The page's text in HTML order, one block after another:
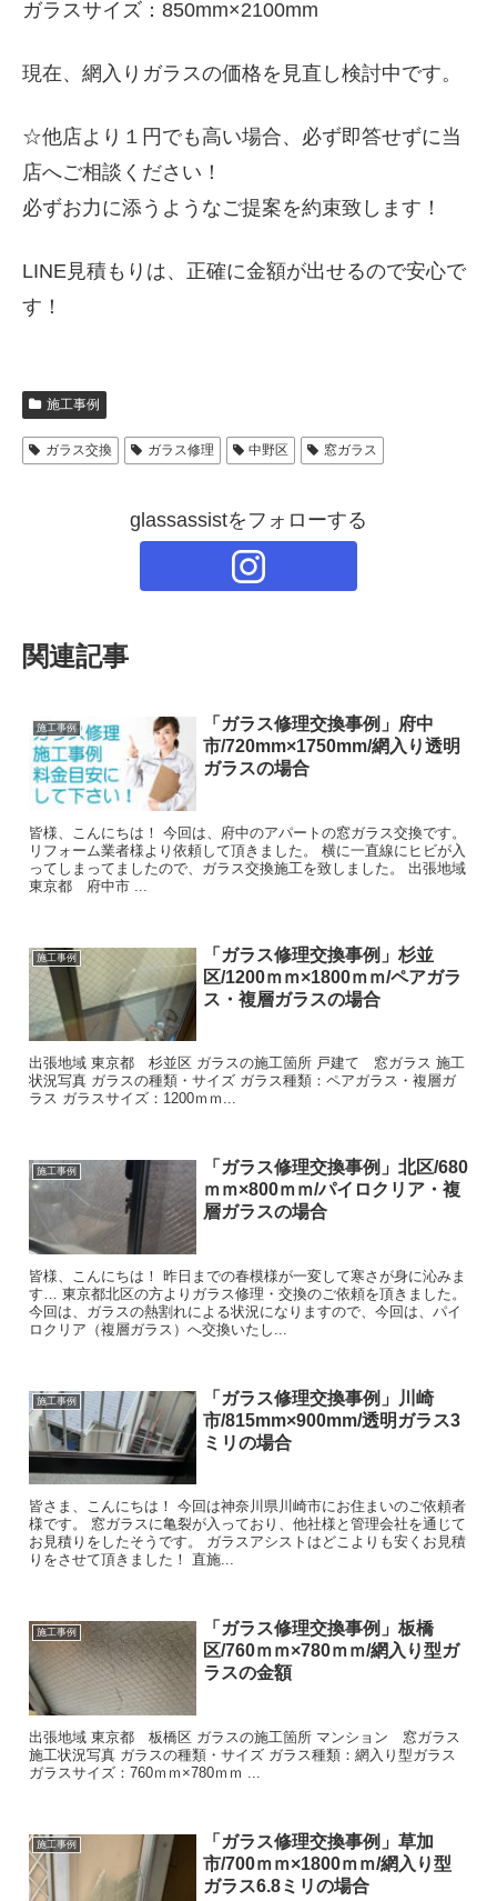
ガラスサイズ：850mm×2100mm
現在、網入りガラスの価格を見直し検討中です。
☆他店より１円でも高い場合、必ず即答せずに当
店へご相談ください！
必ずお力に添うようなご提案を約束致します！
LINE見積もりは、正確に金額が出せるので安心で
す！
施工事例
ガラス交換 ガラス修理 中野区 窓ガラス
glassassistをフォローする
関連記事
施工事例
「ガラス修理交換事例」府中
市/720mm×1750mm/網入り透明
ガラスの場合
皆様、こんにちは！ 今回は、府中のアパートの窓ガラス交換です。
リフォーム業者様より依頼して頂きました。 横に一直線にヒビが入
ってしまってましたので、ガラス交換施工を致しました。 出張地域
東京都 府中市 ...
施工事例
「ガラス修理交換事例」杉並
区/1200ｍｍ×1800ｍｍ/ペアガラ
ス・複層ガラスの場合
出張地域 東京都 杉並区 ガラスの施工箇所 戸建て 窓ガラス 施工
状況写真 ガラスの種類・サイズ ガラス種類：ペアガラス・複層ガ
ラス ガラスサイズ：1200ｍｍ...
施工事例
「ガラス修理交換事例」北区/680
ｍｍ×800ｍｍ/パイロクリア・複
層ガラスの場合
皆様、こんにちは！ 昨日までの春模様が一変して寒さが身に沁みま
す… 東京都北区の方よりガラス修理・交換のご依頼を頂きました。
今回は、ガラスの熱割れによる状況になりますので、今回は、パイ
ロクリア（複層ガラス）へ交換いたし...
施工事例
「ガラス修理交換事例」川崎
市/815mm×900mm/透明ガラス3
ミリの場合
皆さま、こんにちは！ 今回は神奈川県川崎市にお住まいのご依頼者
様です。 窓ガラスに亀裂が入っており、他社様と管理会社を通じて
お見積りをしたそうです。 ガラスアシストはどこよりも安くお見積
りをさせて頂きました！ 直施...
施工事例
「ガラス修理交換事例」板橋
区/760ｍｍ×780ｍｍ/網入り型ガ
ラスの金額
出張地域 東京都 板橋区 ガラスの施工箇所 マンション 窓ガラス
施工状況写真 ガラスの種類・サイズ ガラス種類：網入り型ガラス
ガラスサイズ：760ｍｍ×780ｍｍ ...
施工事例
「ガラス修理交換事例」草加
市/700ｍｍ×1800ｍｍ/網入り型
ガラス6.8ミリの場合